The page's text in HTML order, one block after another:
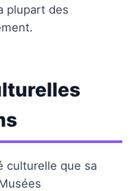
plupart des
culturelle que sa